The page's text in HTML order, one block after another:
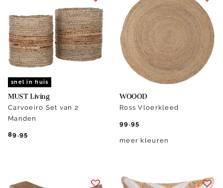
snel in huis
MUST Living
Carvoeiro Set van 2
Manden
89.95
WOOOD
Ross Vloerkleed
99.95
meer kleuren